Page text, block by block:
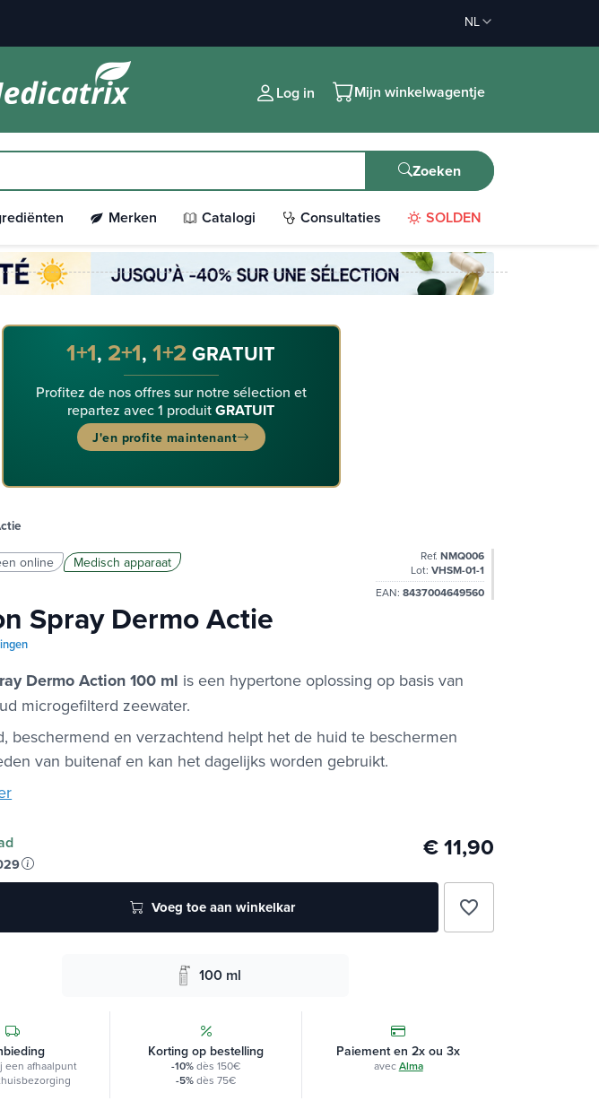
NL
Log in Mijn winkelwagentje
Zoeken
Merken Catalogi Consultaties SOLDEN
1+1, 2+1,1+2 GRATUIT
Profitez de nos offres sur notre sélection et
repartez avec 1 produitGRATUIT
J'en profite maintenant
online Medisch apparaat Ref. NMQ006
Lot: VHSM-01-1
EAN: 8437004649560
Spray Dermo Actie
Dermo Action 100 ml is een hypertone oplossing op basis van
microgefilterd zeewater.
beschermend en verzachtend helpt het de huid te beschermen
van buitenaf en kan het dagelijks worden gebruikt.
€ 11,90
Voeg toe aan winkelkar favorite_border
100 ml
een afhaalpunt
Korting op bestelling
-10%dès 150€
-5%dès 75€
Paiement en 2x ou 3x
avec Alma